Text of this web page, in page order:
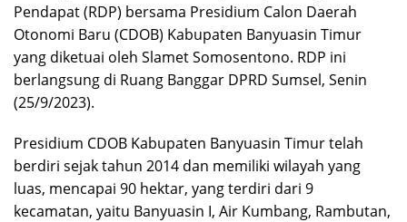
Pendapat (RDP) bersama Presidium Calon Daerah
Otonomi Baru (CDOB) Kabupaten Banyuasin Timur
yang diketuai oleh Slamet Somosentono. RDP ini
berlangsung di Ruang Banggar DPRD Sumsel, Senin
(25/9/2023).
Presidium CDOB Kabupaten Banyuasin Timur telah
berdiri sejak tahun 2014 dan memiliki wilayah yang
luas, mencapai 90 hektar, yang terdiri dari 9
kecamatan, yaitu Banyuasin I, Air Kumbang, Rambutan,